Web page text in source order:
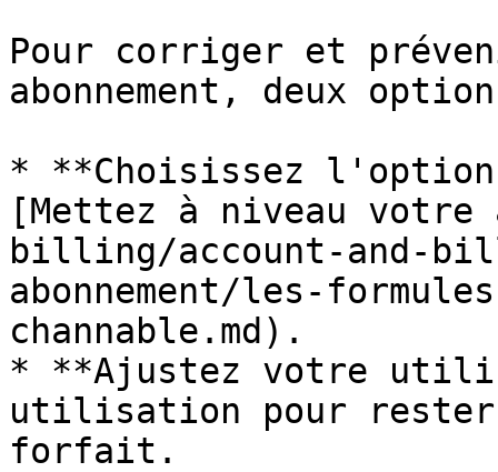
Pour corriger et
abonnement, deux
* **Choisissez
[Mettez à niveau votre
billing/account-and-
abonnement/les-
channable.md).
* **Ajustez votre
utilisation pour
forfait.